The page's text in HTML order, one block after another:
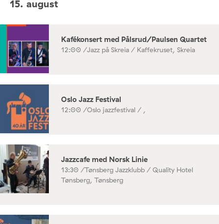
15. august
Kafékonsert med Pålsrud/Paulsen Quartet
12:00 /Jazz på Skreia / Kaffekruset, Skreia
Oslo Jazz Festival
12:00 /Oslo jazzfestival / ,
Jazzcafe med Norsk Linie
13:30 /Tønsberg Jazzklubb / Quality Hotel
Tønsberg, Tønsberg